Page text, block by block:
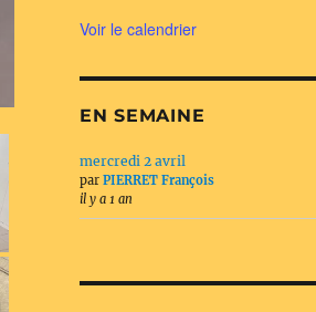
Voir le calendrier
EN SEMAINE
mercredi 2 avril
par PIERRET François
il y a 1 an